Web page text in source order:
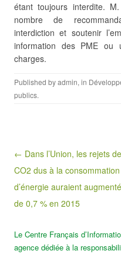
étant toujours interdite.
nombre de
interdiction et soutenir
information des PME ou
charges.
Published byadmin, in
publics.
Post navigation
← Dans l’Union, les rejets de
CO2 dus à la consommation
d’énergie auraient augmenté
de 0,7 % en 2015
Le Centre Français
agence dédiée à la